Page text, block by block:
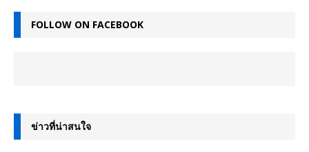
FOLLOW ON FACEBOOK
ข่าวที่น่าสนใจ